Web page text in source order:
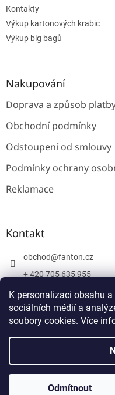
K personalizaci obsahu
sociálních médií a
soubory cookies. Více
Odmítnout
Kontakty
Výkup kartonových krabic
Výkup big bagů
Nakupování
Doprava a způsob
Obchodní podmínky
Odstoupení od smlouvy
Podmínky ochrany
Reklamace
Kontakt
obchod@fanton.cz
+ 420 705 635 955
+ 420 705 635 951